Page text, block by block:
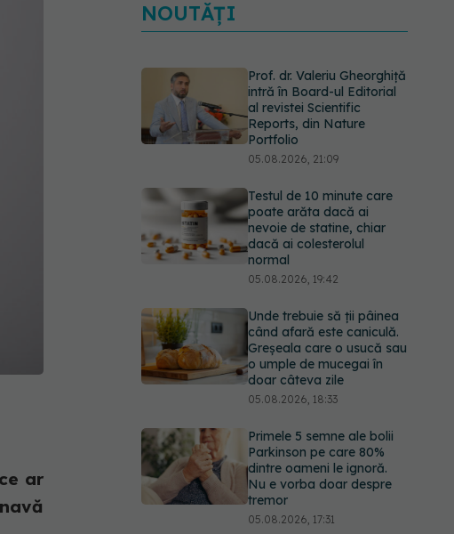
ar
NOUTĂȚI
Prof. dr. Valeriu Gheorghiță
intră în Board-ul Editorial
al revistei Scientific
Reports, din Nature
Portfolio
05.08.2026, 21:09
Testul de 10 minute care
poate arăta dacă ai
nevoie de statine, chiar
dacă ai colesterolul
normal
05.08.2026, 19:42
Unde trebuie să ții pâinea
când afară este caniculă.
Greșeala care o usucă sau
o umple de mucegai în
doar câteva zile
05.08.2026, 18:33
Primele 5 semne ale bolii
Parkinson pe care 80%
dintre oameni le ignoră.
Nu e vorba doar despre
tremor
05.08.2026, 17:31